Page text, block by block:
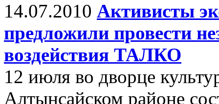
14.07.2010 Активисты
предложили провести
воздействия ТАЛКО
12 июля во дворце
Алтынсайском районе